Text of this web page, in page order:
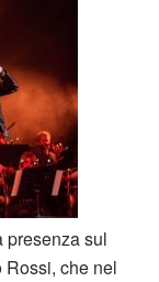
sul
Rossi, che nel